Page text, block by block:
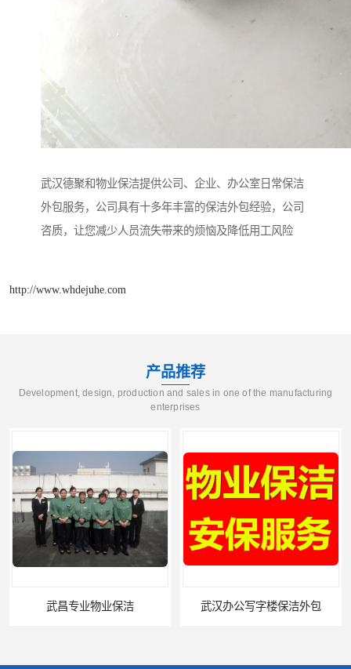
武汉德聚和物业保洁提供公司、企业、办公室日常保洁
外包服务，公司具有十多年丰富的保洁外包经验，公司
咨质，让您减少人员流失带来的烦恼及降低用工风险
http://www.whdejuhe.com
产品推荐
Development, design, production and sales in one of the manufacturing
enterprises
武昌专业物业保洁 武汉办公写字楼保洁外包